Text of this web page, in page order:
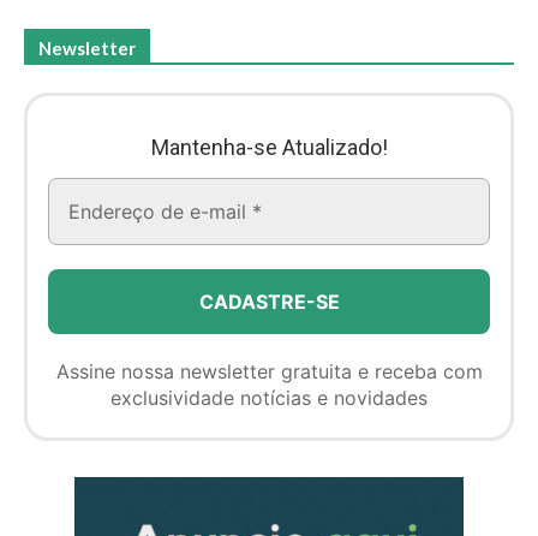
Newsletter
Mantenha-se Atualizado!
Assine nossa newsletter gratuita e receba com
exclusividade notícias e novidades